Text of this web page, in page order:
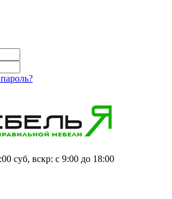
суб, вскр: с 9:00 до 18:00